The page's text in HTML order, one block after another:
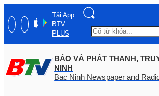
Tải App
BTV
PLUS
BÁO VÀ PHÁT THANH,
NINH
Bac Ninh Newspaper and